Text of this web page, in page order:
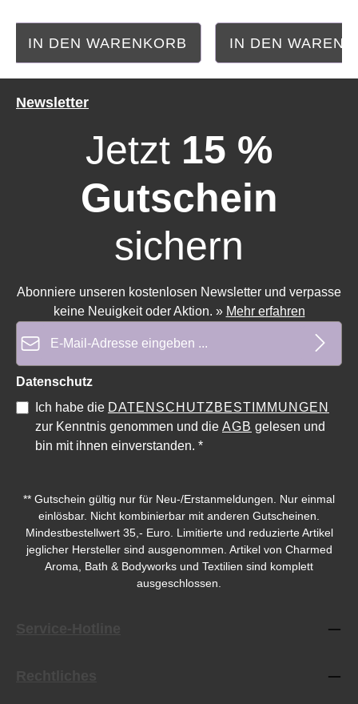
Durchschnittliche Bewertung von 0 von 5 Sternen
IN DEN WARENKORB
Durchschnittliche
IN DEN
Newsletter
Jetzt 15 %
Gutschein
sichern
Abonniere unseren kostenlosen Newsletter und verpasse
keine Neuigkeit oder Aktion. » Mehr erfahren
Datenschutz
Ich habe die DATENSCHUTZBESTIMMUNGEN
zur Kenntnis genommen und die AGB gelesen und
bin mit ihnen einverstanden. *
** Gutschein gültig nur für Neu-/Erstanmeldungen. Nur einmal
einlösbar. Nicht kombinierbar mit anderen Gutscheinen.
Mindestbestellwert 35,- Euro. Limitierte und reduzierte Artikel
jeglicher Hersteller sind ausgenommen. Artikel von Charmed
Aroma, Bath & Bodyworks und Textilien sind komplett
ausgeschlossen.